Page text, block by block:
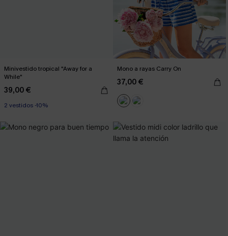
Minivestido tropical "Away for a
While"
39,00 €
2 vestidos -10%
Mono a rayas Carry On
37,00 €